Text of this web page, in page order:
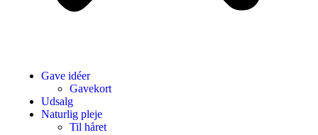
Gave idéer
Gavekort
Udsalg
Naturlig pleje
Til håret